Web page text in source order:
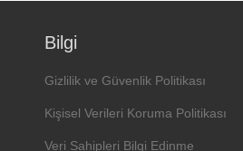
Bilgi
Gizlilik ve Güvenlik Politikası
Kişisel Verileri Koruma Politikası
Veri Sahipleri Bilgi Edinme